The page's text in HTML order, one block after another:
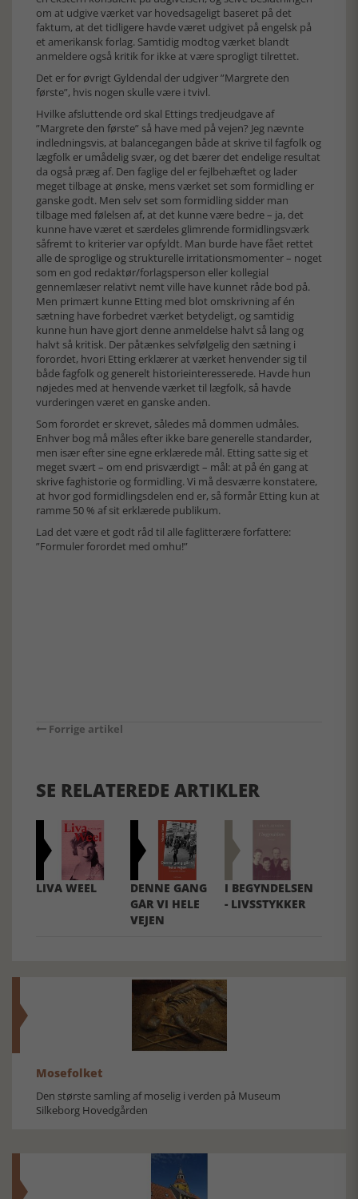
om at udgive værket var hovedsageligt baseret på det
faktum, at det tidligere havde været udgivet på engelsk på
et amerikansk forlag. Samtidig modtog værket blandt
anmeldere også kritik for ikke at være sprogligt tilrettet.
Det er for øvrigt Gyldendal der udgiver ”Margrete den
første”, hvis nogen skulle være i tvivl.
Hvilke afsluttende ord skal Ettings tredjeudgave af
”Margrete den første” så have med på vejen? Jeg nævnte
indledningsvis, at balancegangen både at skrive til fagfolk og
lægfolk er umådelig svær, og det bærer det endelige resultat
da også præg af. Den faglige del er fejlbehæftet og lader
meget tilbage at ønske, mens værket set som formidling er
ganske godt. Men selv set som formidling sidder man
tilbage med følelsen af, at det kunne være bedre – ja, det
kunne have været et særdeles glimrende formidlingsværk
såfremt to kriterier var opfyldt. Man burde have fået rettet
alle de sproglige og strukturelle irritationsmomenter – noget
som en god redaktør/forlagsperson eller kollegial
gennemlæser relativt nemt ville have kunnet råde bod på.
Men primært kunne Etting med blot omskrivning af én
sætning have forbedret værket betydeligt, og samtidig
kunne hun have gjort denne anmeldelse halvt så lang og
halvt så kritisk. Der påtænkes selvfølgelig den sætning i
forordet, hvori Etting erklærer at værket henvender sig til
både fagfolk og generelt historieinteresserede. Havde hun
nøjedes med at henvende værket til lægfolk, så havde
vurderingen været en ganske anden.
Som forordet er skrevet, således må dommen udmåles.
Enhver bog må måles efter ikke bare generelle standarder,
men især efter sine egne erklærede mål. Etting satte sig et
meget svært – om end prisværdigt – mål: at på én gang at
skrive faghistorie og formidling. Vi må desværre konstatere,
at hvor god formidlingsdelen end er, så formår Etting kun at
ramme 50 % af sit erklærede publikum.
Lad det være et godt råd til alle faglitterære forfattere:
”Formuler forordet med omhu!”
Forrige artikel
SE RELATEREDE ARTIKLER
LIVA WEEL
DENNE GANG
GÅR VI HELE
VEJEN
I BEGYNDELSEN
- LIVSSTYKKER
Mosefolket
Den største samling af moselig i verden på Museum
Silkeborg Hovedgården